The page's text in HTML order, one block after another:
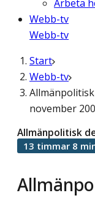
Arbeta
Webb-tv
Webb-tv
Start
Webb-tv
november
Allmänpolitisk
13 timmar 8